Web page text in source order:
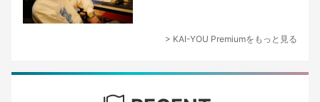
> KAI-YOU Premiumをもっと見る